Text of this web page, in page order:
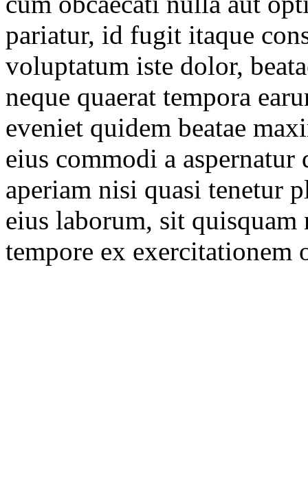
pariatur, id fugit itaque
voluptatum iste dolor,
neque quaerat tempora
eveniet quidem beatae
eius commodi a
aperiam nisi quasi tenetur
eius laborum, sit
tempore ex exercitationem